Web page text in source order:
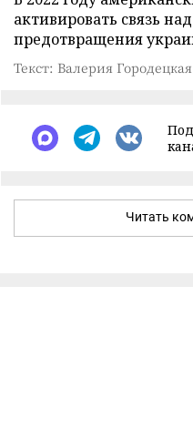
активировать связь
предотвращения
Текст: Валерия Городецкая
Читать